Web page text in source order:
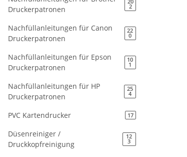
Druckerpatronen
20
2
Nachfüllanleitungen für Canon
Druckerpatronen
22
0
Nachfüllanleitungen für Epson
Druckerpatronen
10
1
Nachfüllanleitungen für HP
Druckerpatronen
25
4
PVC Kartendrucker 17
Düsenreiniger /
Druckkopfreinigung
12
3